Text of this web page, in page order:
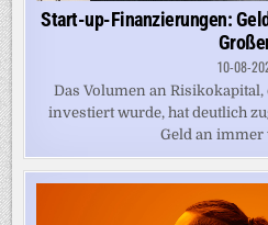
Start-up-Finanzierungen:
10-08-
Das Volumen an Risikokapital,
investiert wurde, hat deutlich
Geld an immer